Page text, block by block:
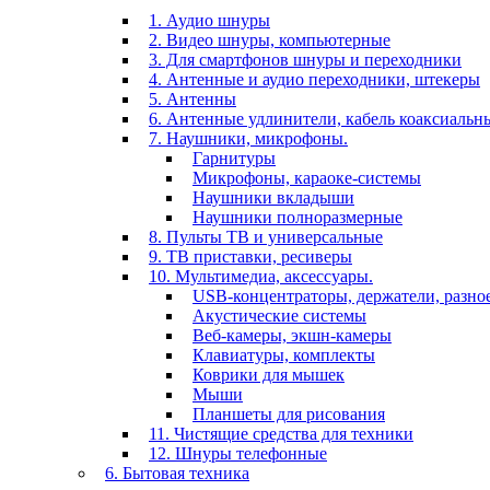
1. Аудио шнуры
2. Видео шнуры, компьютерные
3. Для смартфонов шнуры и переходники
4. Антенные и аудио переходники, штекеры
5. Антенны
6. Антенные удлинители, кабель
7. Наушники, микрофоны.
Гарнитуры
Микрофоны, караоке-системы
Наушники вкладыши
Наушники полноразмерные
8. Пульты ТВ и универсальные
9. ТВ приставки, ресиверы
10. Мультимедиа, аксессуары.
USB-концентраторы, держатели,
Акустические системы
Веб-камеры, экшн-камеры
Клавиатуры, комплекты
Коврики для мышек
Мыши
Планшеты для рисования
11. Чистящие средства для техники
12. Шнуры телефонные
6. Бытовая техника